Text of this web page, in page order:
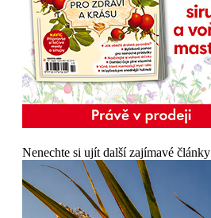
Nenechte si ujít další zajímavé články